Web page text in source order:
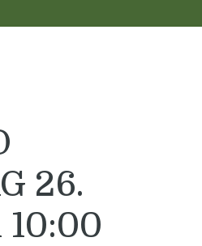
26.
10:00